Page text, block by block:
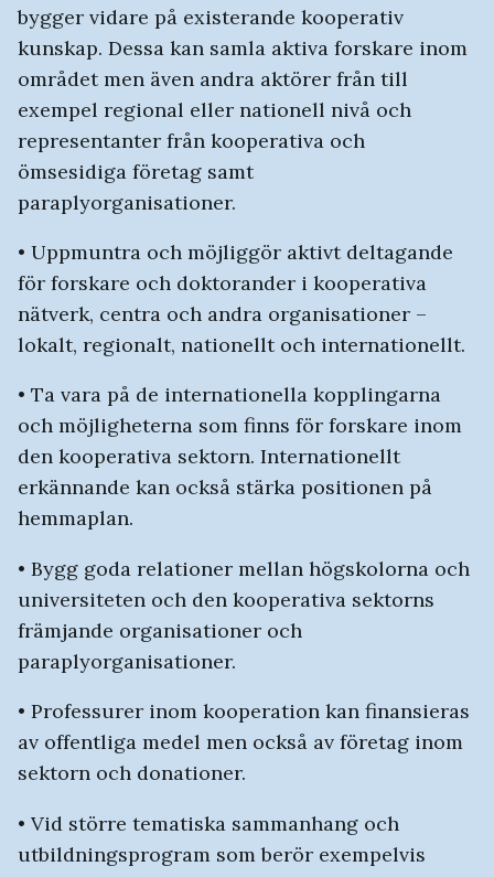
bygger vidare på existerande kooperativ
kunskap. Dessa kan samla aktiva forskare inom
området men även andra aktörer från till
exempel regional eller nationell nivå och
representanter från kooperativa och
ömsesidiga företag samt
paraplyorganisationer.
• Uppmuntra och möjliggör aktivt deltagande
för forskare och doktorander i kooperativa
nätverk, centra och andra organisationer –
lokalt, regionalt, nationellt och internationellt.
• Ta vara på de internationella kopplingarna
och möjligheterna som finns för forskare inom
den kooperativa sektorn. Internationellt
erkännande kan också stärka positionen på
hemmaplan.
• Bygg goda relationer mellan högskolorna och
universiteten och den kooperativa sektorns
främjande organisationer och
paraplyorganisationer.
• Professurer inom kooperation kan finansieras
av offentliga medel men också av företag inom
sektorn och donationer.
• Vid större tematiska sammanhang och
utbildningsprogram som berör exempelvis